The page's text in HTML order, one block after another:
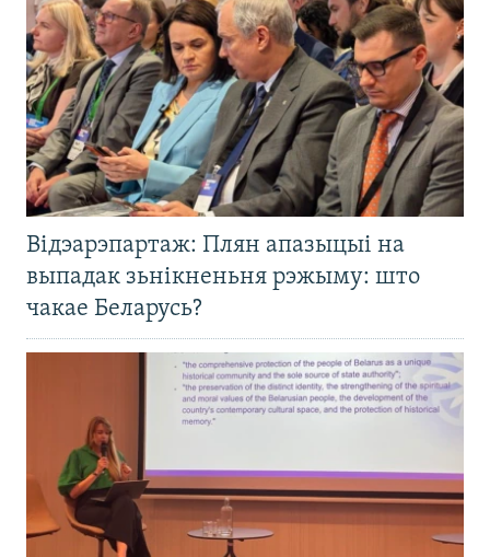
Відэарэпартаж: Плян апазыцыі на
выпадак зьнікненьня рэжыму: што
чакае Беларусь?